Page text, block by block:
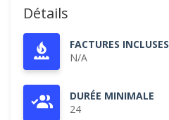
Détails
FACTURES INCLUSES
N/A
DURÉE MINIMALE
24